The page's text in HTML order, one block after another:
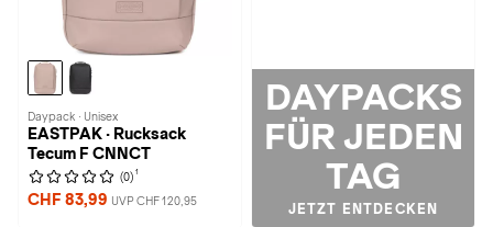
Daypack · Unisex
EASTPAK · Rucksack
Tecum F CNNCT
(0) 1
CHF 83,99 UVP CHF 120,95
DAYPACKS
FÜR JEDEN
TAG
JETZT ENTDECKEN